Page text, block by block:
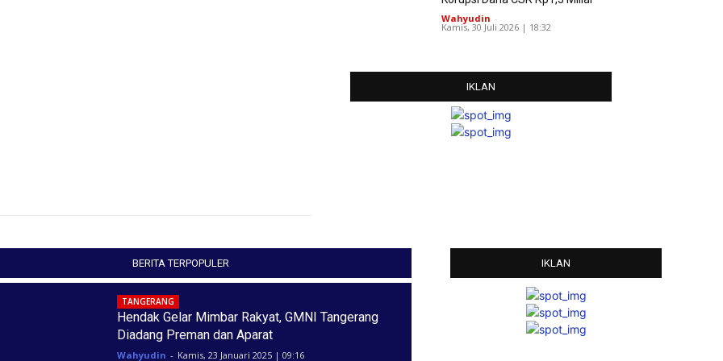
Wahyudin -
Kamis, 30 Juli 2026 | 18:32
IKLAN
BERITA TERPOPULER
TANGERANG
Hendak Gelar Mimbar Rakyat, GMNI Tangerang
Diadang Preman dan Aparat
Wahyudin - Kamis, 23 Januari 2025 | 09:16
IKLAN